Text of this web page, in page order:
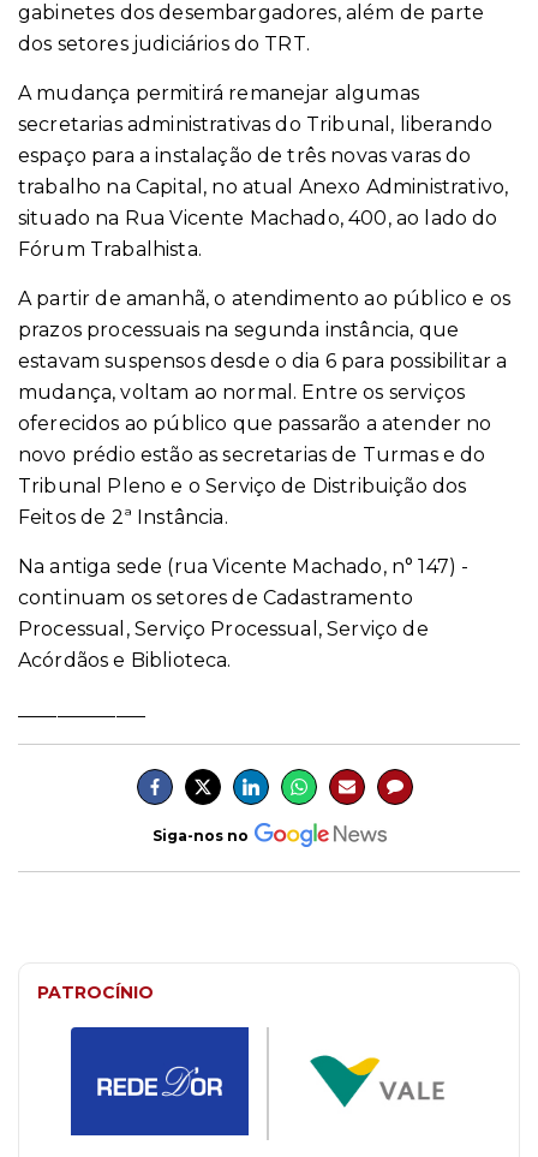
gabinetes dos desembargadores, além de parte
dos setores judiciários do TRT.
A mudança permitirá remanejar algumas
secretarias administrativas do Tribunal, liberando
espaço para a instalação de três novas varas do
trabalho na Capital, no atual Anexo Administrativo,
situado na Rua Vicente Machado, 400, ao lado do
Fórum Trabalhista.
A partir de amanhã, o atendimento ao público e os
prazos processuais na segunda instância, que
estavam suspensos desde o dia 6 para possibilitar a
mudança, voltam ao normal. Entre os serviços
oferecidos ao público que passarão a atender no
novo prédio estão as secretarias de Turmas e do
Tribunal Pleno e o Serviço de Distribuição dos
Feitos de 2ª Instância.
Na antiga sede (rua Vicente Machado, n° 147) -
continuam os setores de Cadastramento
Processual, Serviço Processual, Serviço de
Acórdãos e Biblioteca.
Siga-nos no
PATROCÍNIO